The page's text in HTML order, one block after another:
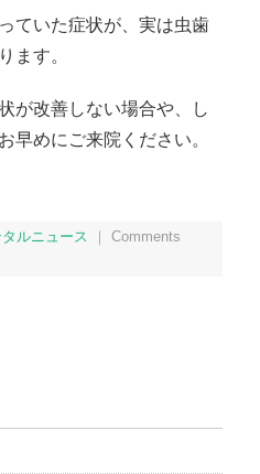
ていた症状が、実は虫歯
ます。
が改善しない場合や、し
早めにご来院ください。
ルニュース
Comments